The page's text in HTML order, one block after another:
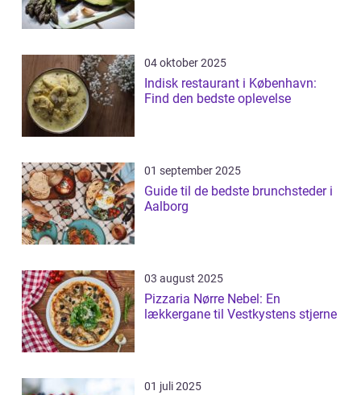
04 oktober 2025
Indisk restaurant i København:
Find den bedste oplevelse
01 september 2025
Guide til de bedste brunchsteder i
Aalborg
03 august 2025
Pizzaria Nørre Nebel: En
lækkergane til Vestkystens stjerne
01 juli 2025